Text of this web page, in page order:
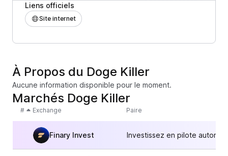
Liens officiels
Site internet
À Propos du Doge Killer
Aucune information disponible pour le moment.
Marchés Doge Killer
# Exchange Paire
Finary Invest Investissez en pilote